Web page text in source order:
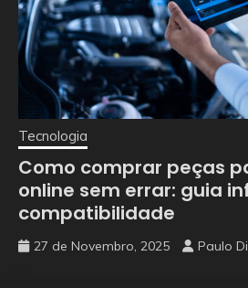
Tecnologia
Como comprar peças
online sem errar: guia
compatibilidade
27 de Novembro, 2025 Paulo